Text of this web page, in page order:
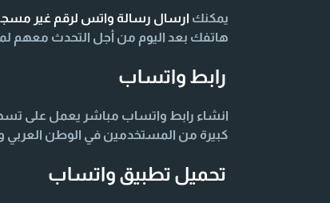
يمكنك ارسال رسالة واتس لرقم غير
هاتفك بعد اليوم من أجل التحدث معهم
رابط واتساب
انشاء رابط واتساب مباشر يعمل على
كبيرة من المستخدمين في الوطن العربي
تحميل تطبيق واتساب